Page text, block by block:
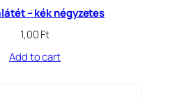
– kék négyzetes
1,00 Ft
Add to cart